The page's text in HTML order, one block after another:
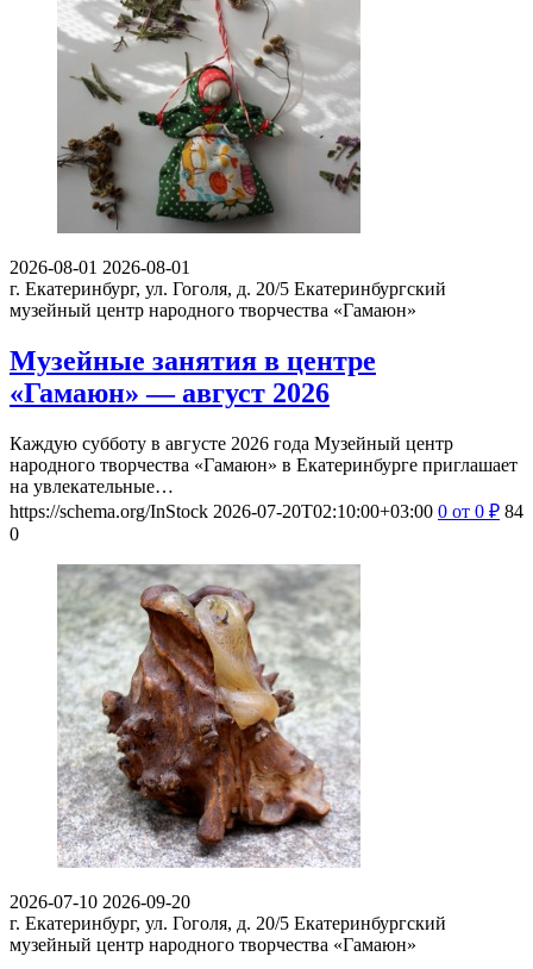
2026-08-01 2026-08-01
г. Екатеринбург, ул. Гоголя, д. 20/5 Екатеринбургский
музейный центр народного творчества «Гамаюн»
Музейные занятия в центре
«Гамаюн» — август 2026
Каждую субботу в августе 2026 года Музейный центр
народного творчества «Гамаюн» в Екатеринбурге приглашает
на увлекательные…
https://schema.org/InStock 2026-07-20T02:10:00+03:00 0 от 0 ₽ 84
0
2026-07-10 2026-09-20
г. Екатеринбург, ул. Гоголя, д. 20/5 Екатеринбургский
музейный центр народного творчества «Гамаюн»